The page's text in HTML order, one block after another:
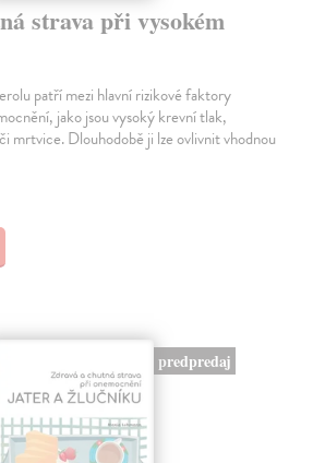
strava při vysokém
patří mezi hlavní rizikové faktory
jako jsou vysoký krevní tlak,
mrtvice. Dlouhodobě ji lze ovlivnit vhodnou
predpredaj